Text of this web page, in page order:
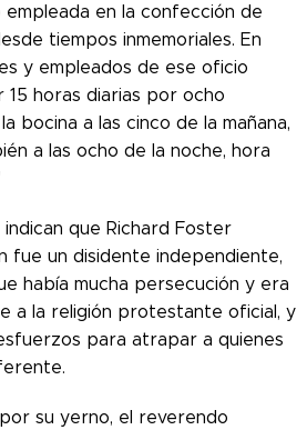
en la confección de
tiempos inmemoriales. En
y empleados de ese oficio
horas diarias por ocho
bocina a las cinco de la mañana,
a las ocho de la noche, hora
que Richard Foster
fue un disidente independiente,
había mucha persecución y era
a la religión protestante oficial, y
para atrapar a quienes
su yerno, el reverendo